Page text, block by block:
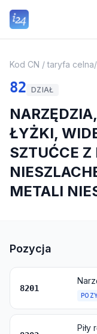
Kod CN / taryfa celna/
82 DZIAŁ
ŁYŻKI,
SZTUĆCE Z
METALI
Pozycja
8201